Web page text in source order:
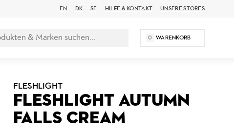
EN DK SE HILFE & KONTAKT UNSERE STORES
0 WARENKORB
FLESHLIGHT
FLESHLIGHT AUTUMN
FALLS CREAM